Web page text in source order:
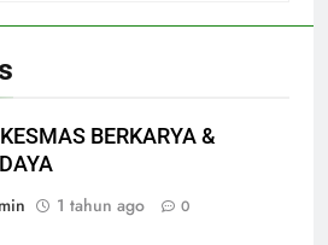
BERKARYA &
1 tahun ago 0